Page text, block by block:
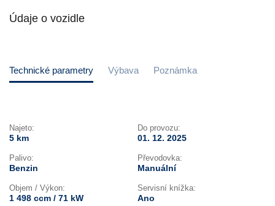
Údaje o vozidle
Technické parametry Výbava Poznámka
Najeto:
5 km
Do provozu:
01. 12. 2025
Palivo:
Benzin
Převodovka:
Manuální
Objem / Výkon:
1 498 ccm / 71 kW
Servisní knížka:
Ano